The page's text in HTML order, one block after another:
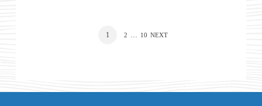
1 2 … 10 NEXT